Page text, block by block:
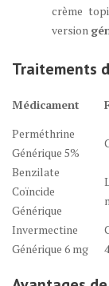
crème
version
Traitements
Médicament
Perméthrine
Générique 5%
Benzilate
Coïncide
Générique
Invermectine
Générique 6 mg